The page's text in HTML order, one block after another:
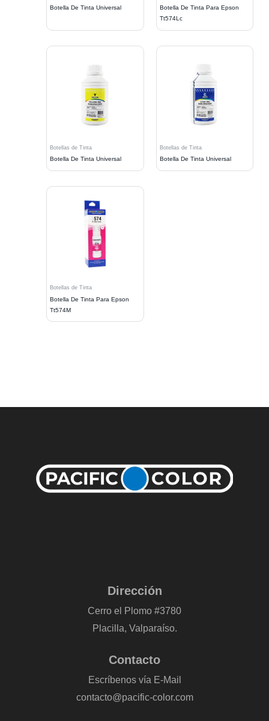
Botella De Tinta Universal
Botella De Tinta Para Epson
Tt574Lc
Botellas de Tinta
Botella De Tinta Universal
Botellas de Tinta
Botella De Tinta Universal
Botellas de Tinta
Botella De Tinta Para Epson
Tt574M
Dirección
Cerro el Plomo #3780
Placilla, Valparaíso.
Contacto
Escríbenos vía E-Mail
contacto@pacific-color.com